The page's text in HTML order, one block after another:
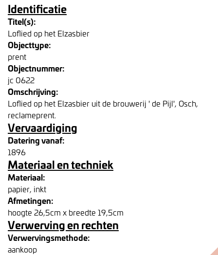
Identificatie
Titel(s):
Loflied op het Elzasbier
Objecttype:
prent
Objectnummer:
jc 0622
Omschrijving:
Loflied op het Elzasbier uit de brouwerij ' de Pijl', Osch,
reclameprent.
Vervaardiging
Datering vanaf:
1896
Materiaal en techniek
Materiaal:
papier, inkt
Afmetingen:
hoogte 26,5cm x breedte 19,5cm
Verwerving en rechten
Verwervingsmethode:
aankoop